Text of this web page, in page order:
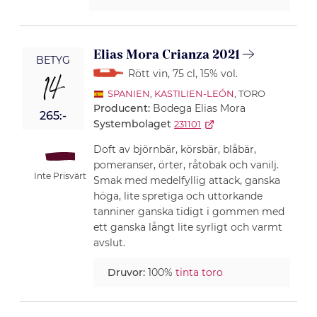
BETYG
14
265:-
Inte Prisvärt
Elias Mora Crianza 2021
Rött vin, 75 cl, 15% vol.
SPANIEN KASTILIEN-LEÓN , TORO
Producent: Bodega Elias Mora
Systembolaget 231101
Doft av björnbär, körsbär, blåbär,
pomeranser, örter, råtobak och vanilj.
Smak med medelfyllig attack, ganska
höga, lite spretiga och uttorkande
tanniner ganska tidigt i gommen med
ett ganska långt lite syrligt och varmt
avslut.
Druvor:100%tinta toro